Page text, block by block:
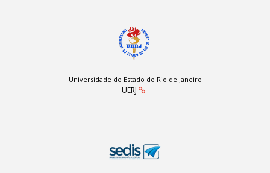
Universidade do Estado do Rio de Janeiro
UERJ